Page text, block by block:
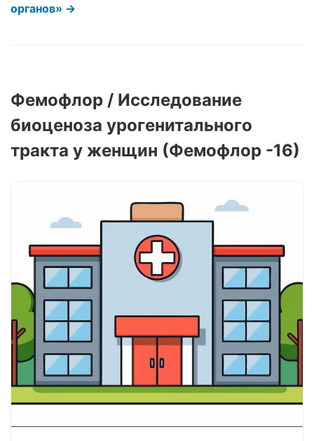
органов» →
Фемофлор / Исследование
биоценоза урогенитального
тракта у женщин (Фемофлор -16)